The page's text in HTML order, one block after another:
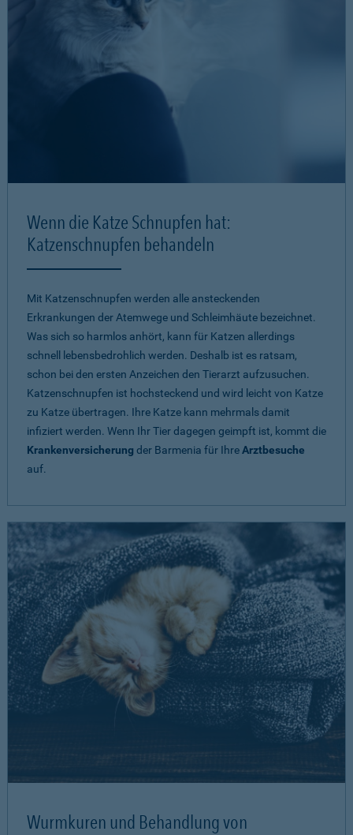
Wenn die Katze Schnupfen hat:
Katzenschnupfen behandeln
Mit Katzenschnupfen werden alle ansteckenden
Erkrankungen der Atemwege und Schleimhäute bezeichnet.
Was sich so harmlos anhört, kann für Katzen allerdings
schnell lebensbedrohlich werden. Deshalb ist es ratsam,
schon bei den ersten Anzeichen den Tierarzt aufzusuchen.
Katzenschnupfen ist hochsteckend und wird leicht von Katze
zu Katze übertragen. Ihre Katze kann mehrmals damit
infiziert werden. Wenn Ihr Tier dagegen geimpft ist, kommt die
Krankenversicherung der Barmenia für IhreArztbesuche
auf.
Wurmkuren und Behandlung von